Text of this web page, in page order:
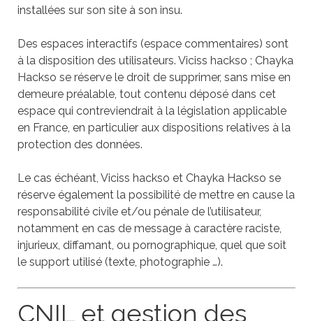
installées sur son site à son insu.
Des espaces interactifs (espace commentaires) sont
à la disposition des utilisateurs. Viciss hackso ; Chayka
Hackso se réserve le droit de supprimer, sans mise en
demeure préalable, tout contenu déposé dans cet
espace qui contreviendrait à la législation applicable
en France, en particulier aux dispositions relatives à la
protection des données.
Le cas échéant, Viciss hackso et Chayka Hackso se
réserve également la possibilité de mettre en cause la
responsabilité civile et/ou pénale de l’utilisateur,
notamment en cas de message à caractère raciste,
injurieux, diffamant, ou pornographique, quel que soit
le support utilisé (texte, photographie …).
CNIL et gestion des